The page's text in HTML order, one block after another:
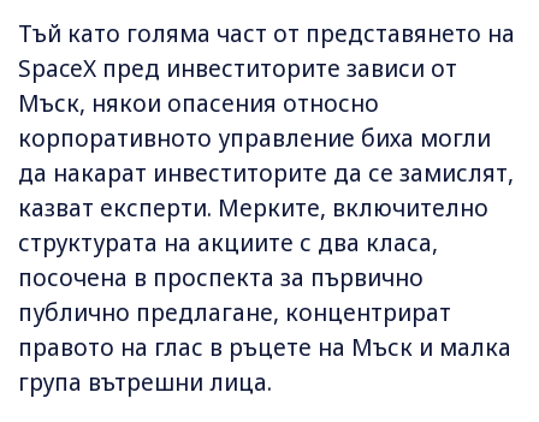
Тъй като голяма част от представянето на
SpaceX пред инвеститорите зависи от
Мъск, някои опасения относно
корпоративното управление биха могли
да накарат инвеститорите да се замислят,
казват експерти. Мерките, включително
структурата на акциите с два класа,
посочена в проспекта за първично
публично предлагане, концентрират
правото на глас в ръцете на Мъск и малка
група вътрешни лица.